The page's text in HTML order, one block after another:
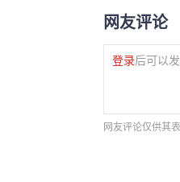
网友评论
登录后可以
网友评论仅供其